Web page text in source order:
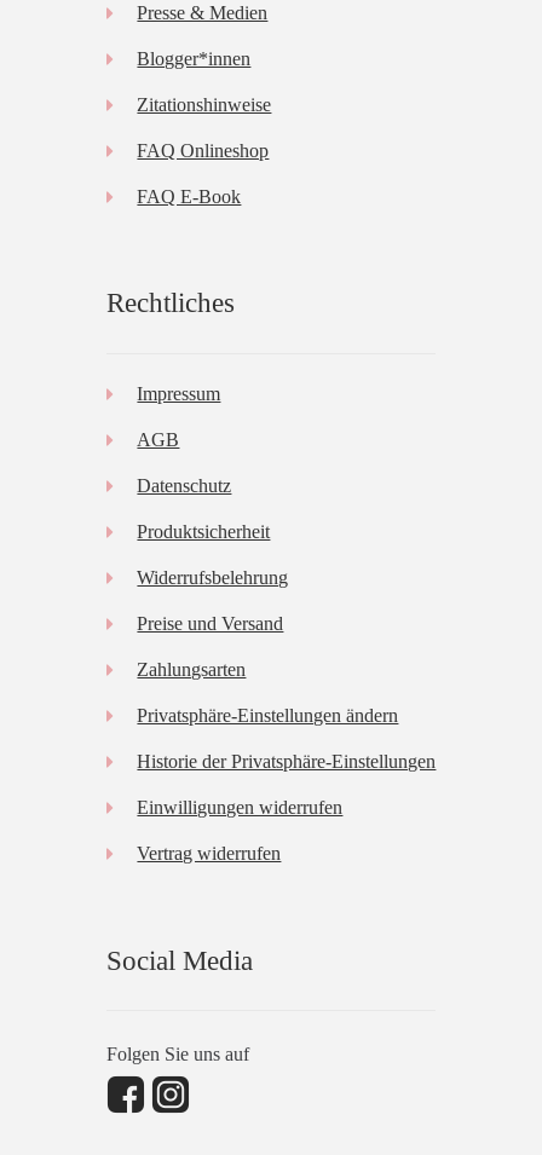
Presse & Medien
Blogger*innen
Zitationshinweise
FAQ Onlineshop
FAQ E-Book
Rechtliches
Impressum
AGB
Datenschutz
Produktsicherheit
Widerrufsbelehrung
Preise und Versand
Zahlungsarten
Privatsphäre-Einstellungen ändern
Historie der Privatsphäre-Einstellungen
Einwilligungen widerrufen
Vertrag widerrufen
Social Media
Folgen Sie uns auf